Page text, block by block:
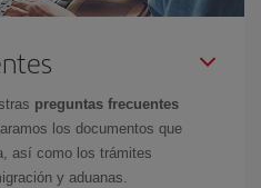
preguntas frecuentes
los documentos que
así como los trámites
y aduanas.